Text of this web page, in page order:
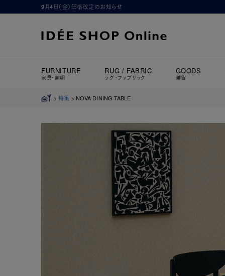
9月4日（金）価格改定のお知らせ
FURNITURE
家具・照明
RUG / FABRIC
ラグ・ファブリック
GOODS
雑貨
>特集 > NOVA DINING TABLE